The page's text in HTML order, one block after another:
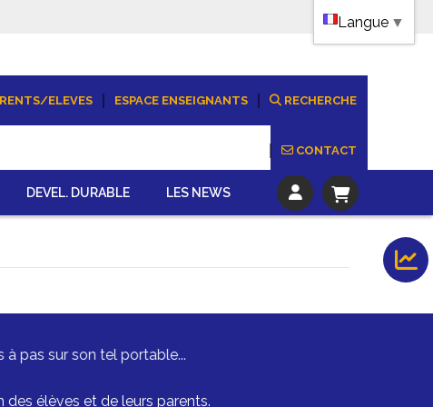
ELEVES ESPACE ENSEIGNANTS RECHERCHE
CONTACT
DEVEL. DURABLE LES NEWS
à pas sur son tel portable...
des élèves et de leurs parents.
Langue ▼